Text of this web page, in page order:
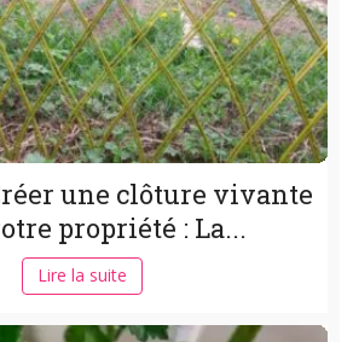
une clôture vivante
propriété : La...
Lire la suite